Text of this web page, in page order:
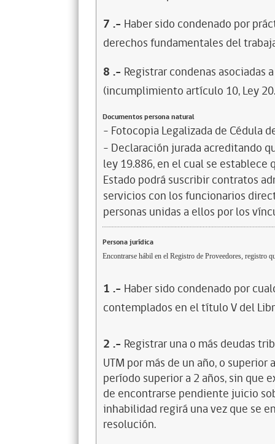
7 .- Haber sido condenado por
derechos fundamentales del
8 .- Registrar condenas asociadas
(incumplimiento artículo 10, Ley
Documentos persona natural
- Fotocopia Legalizada de Cédula
- Declaración jurada acreditando
ley 19.886, en el cual se
Estado podrá suscribir contratos
servicios con los funcionarios
personas unidas a ellos por los
Persona jurídica
Encontrarse hábil en el Registro de Proveedores, registro
1 .- Haber sido condenado por
contemplados en el título V del
2 .- Registrar una o más deudas
UTM por más de un año, o
período superior a 2 años, sin que
de encontrarse pendiente juicio
inhabilidad regirá una vez que se
resolución.